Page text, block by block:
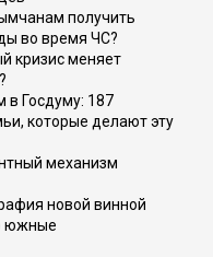
получить
во время ЧС?
кризис меняет
в Госдуму: 187
которые делают эту
механизм
новой винной
южные